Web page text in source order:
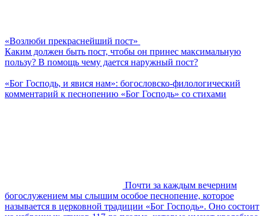
«Возлюби прекраснейший пост»
Каким должен быть пост, чтобы он принес максимальную
пользу? В помощь чему дается наружный пост?
«Бог Господь, и явися нам»: богословско-филологический
комментарий к песнопению «Бог Господь» со стихами
Почти за каждым вечерним
богослужением мы слышим особое песнопение, которое
называется в церковной традиции «Бог Господь». Оно состоит